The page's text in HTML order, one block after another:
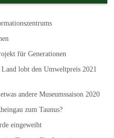
für Generationen
lobt den Umweltpreis 2021
andere Museumssaison 2020
zum Taunus?
eingeweiht